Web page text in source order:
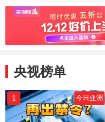
调显示尹锡悦与李
在明得票率难分上
央视榜单
1 今日亚洲